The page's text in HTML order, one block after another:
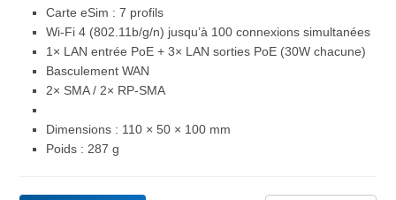
Carte eSim : 7 profils
Wi-Fi 4 (802.11b/g/n) jusqu’à 100 connexions simultanées
1× LAN entrée PoE + 3× LAN sorties PoE (30W chacune)
Basculement WAN
2× SMA / 2× RP-SMA
Dimensions : 110 × 50 × 100 mm
Poids : 287 g